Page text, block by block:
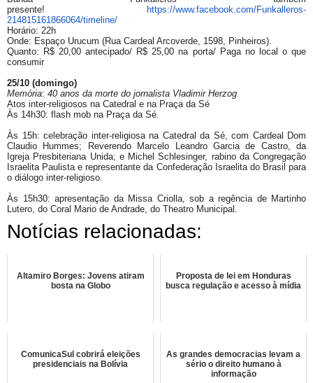
presente!
https://www.facebook.com/Funkalleros-
214815161866064/timeline/
Horário: 22h
Onde: Espaço Urucum (Rua Cardeal Arcoverde, 1598, Pinheiros).
Quanto: R$ 20,00 antecipado/ R$ 25,00 na porta/ Paga no local o que
consumir
25/10 (domingo)
Memória: 40 anos da morte do jornalista Vladimir Herzog
Atos inter-religiosos na Catedral e na Praça da Sé
Às 14h30: flash mob na Praça da Sé.
Às 15h: celebração inter-religiosa na Catedral da Sé, com Cardeal Dom
Claudio Hummes; Reverendo Marcelo Leandro Garcia de Castro, da
Igreja Presbiteriana Unida; e Michel Schlesinger, rabino da Congregação
Israelita Paulista e representante da Confederação Israelita do Brasil para
o diálogo inter-religioso.
Às 15h30: apresentação da Missa Criolla, sob a regência de Martinho
Lutero, do Coral Mario de Andrade, do Theatro Municipal.
Notícias relacionadas:
Altamiro Borges: Jovens atiram
bosta na Globo
Proposta de lei em Honduras
busca regulação e acesso à mídia
ComunicaSul cobrirá eleições
presidenciais na Bolívia
As grandes democracias levam a
sério o direito humano à
informação